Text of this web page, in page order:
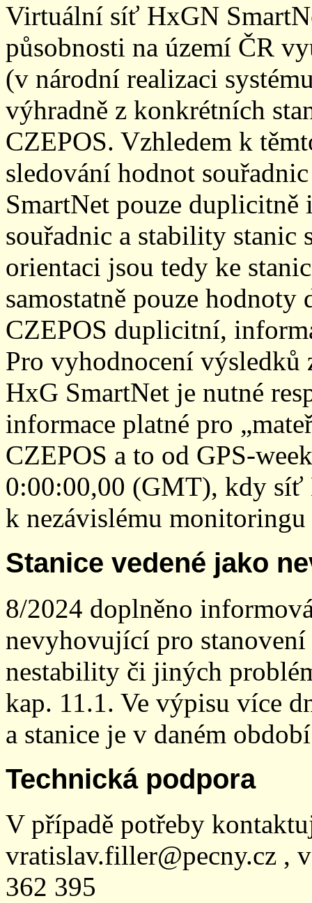
Virtuální síť HxGN
působnosti na území ČR
(v národní realizaci
výhradně z konkrétních
CZEPOS. Vzhledem k
sledování hodnot
SmartNet pouze
souřadnic a stability stanic
orientaci jsou tedy ke
samostatně pouze
CZEPOS duplicitní,
Pro vyhodnocení
HxG SmartNet je nutné
informace platné pro
CZEPOS a to od GPS-
0:00:00,00 (GMT), kdy síť
k nezávislému
Stanice vedené jako
8/2024 doplněno
nevyhovující pro
nestability či jiných
kap. 11.1. Ve výpisu více
a stanice je v daném
Technická podpora
V případě potřeby
vratislav.filler@pecny.cz ,
362 395